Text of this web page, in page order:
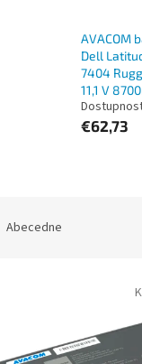
AVACOM
Dell
7404
11,1 V
€62,73
Abecedne